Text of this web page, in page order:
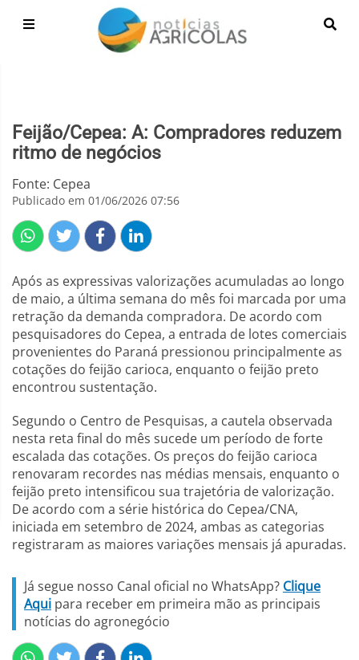
Feijão/Cepea: A: Compradores reduzem
ritmo de negócios
Fonte: Cepea
Publicado em 01/06/2026 07:56
Após as expressivas valorizações acumuladas ao longo
de maio, a última semana do mês foi marcada por uma
retração da demanda compradora. De acordo com
pesquisadores do Cepea, a entrada de lotes comerciais
provenientes do Paraná pressionou principalmente as
cotações do feijão carioca, enquanto o feijão preto
encontrou sustentação.
Segundo o Centro de Pesquisas, a cautela observada
nesta reta final do mês sucede um período de forte
escalada das cotações. Os preços do feijão carioca
renovaram recordes nas médias mensais, enquanto o
feijão preto intensificou sua trajetória de valorização.
De acordo com a série histórica do Cepea/CNA,
iniciada em setembro de 2024, ambas as categorias
registraram as maiores variações mensais já apuradas.
Já segue nosso Canal oficial no WhatsApp? Clique
Aqui para receber em primeira mão as principais
notícias do agronegócio